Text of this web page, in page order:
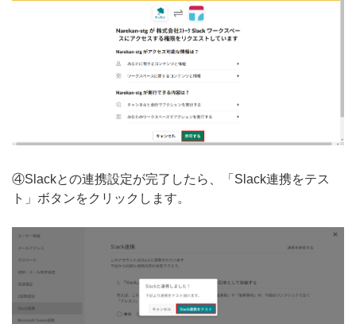
④Slackとの連携設定が完了したら、「Slack連携をテス
ト」ボタンをクリックします。